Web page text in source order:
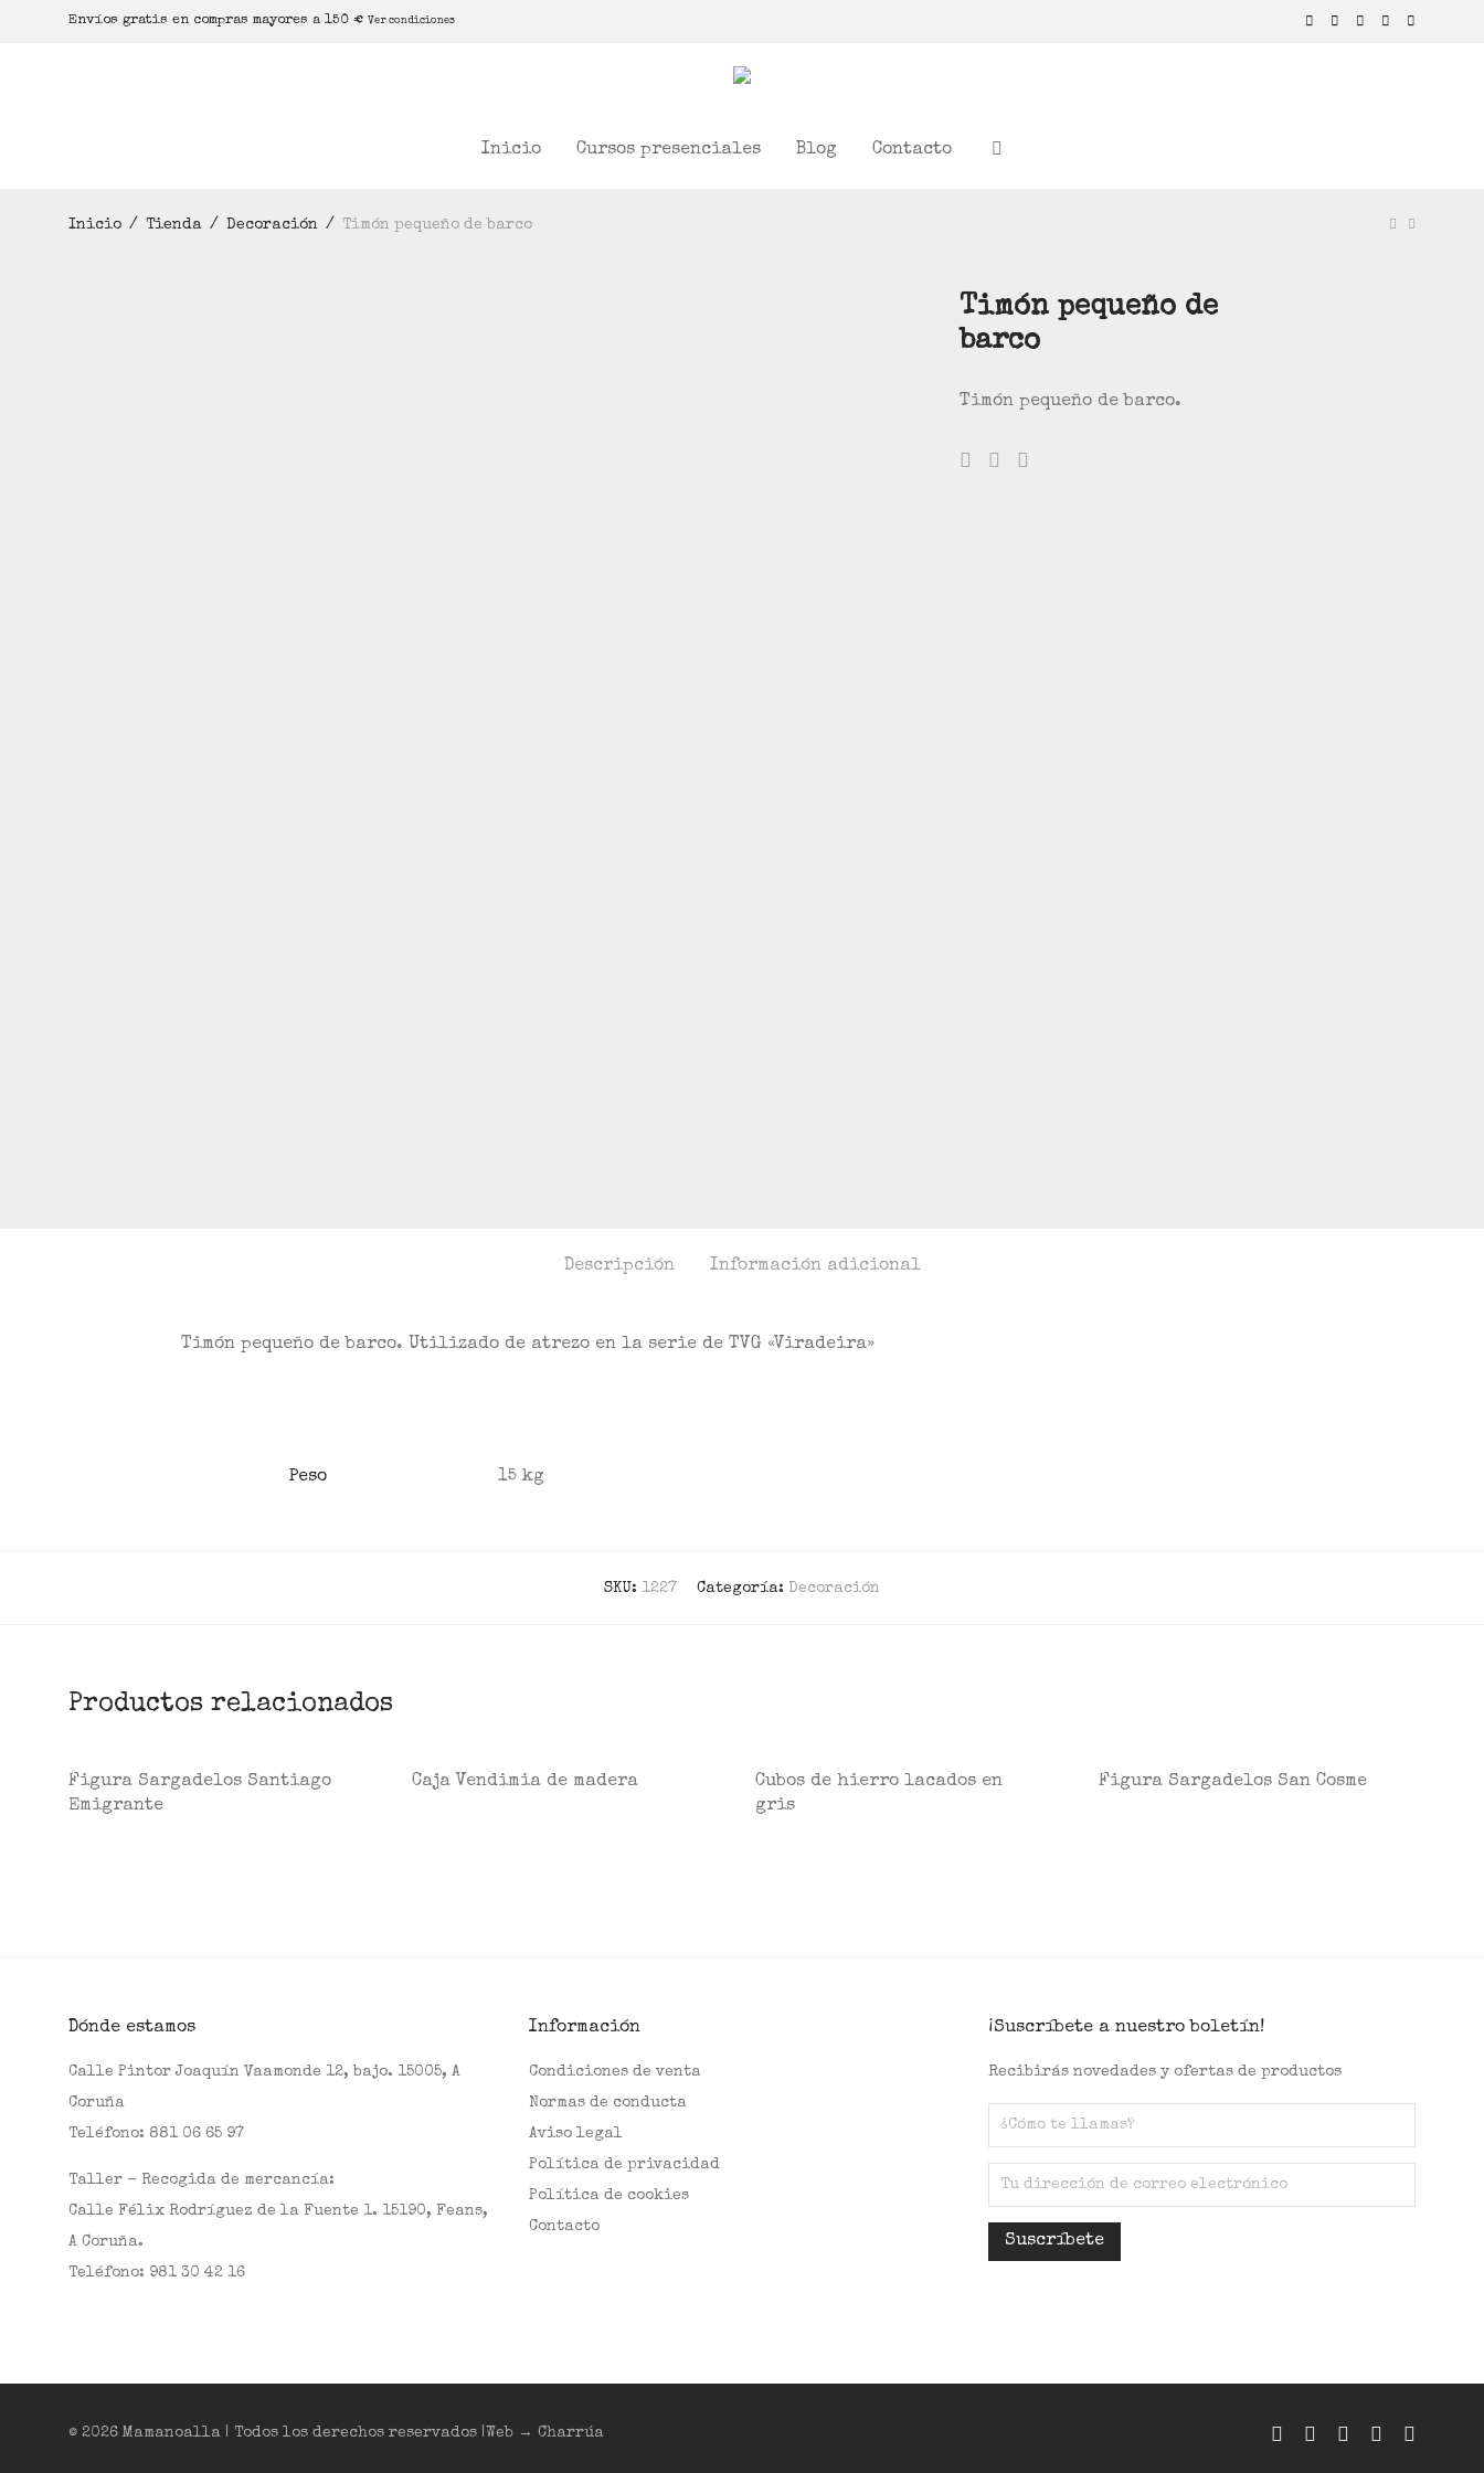
Envíos gratis en compras mayores a 150 € Ver condiciones
Inicio Cursos presenciales Blog Contacto
Inicio / Tienda / Decoración / Timón pequeño de barco
Timón pequeño de
barco
Timón pequeño de barco.
Descripción Información adicional
Timón pequeño de barco. Utilizado de atrezo en la serie de TVG «Viradeira»
Peso 15 kg
SKU: 1227 Categoría: Decoración
Productos relacionados
Figura Sargadelos Santiago
Emigrante
Caja Vendimia de madera
Cubos de hierro lacados en
gris
Figura Sargadelos San Cosme
Dónde estamos
Calle Pintor Joaquín Vaamonde 12, bajo. 15005, A
Coruña
Teléfono: 881 06 65 97
Taller - Recogida de mercancía:
Calle Félix Rodríguez de la Fuente 1. 15190, Feans,
A Coruña.
Teléfono: 981 30 42 16
Información
Condiciones de venta
Normas de conducta
Aviso legal
Política de privacidad
Política de cookies
Contacto
¡Suscríbete a nuestro boletín!
Recibirás novedades y ofertas de productos
© 2026 Mamanoalla | Todos los derechos reservados |Web → Charrúa